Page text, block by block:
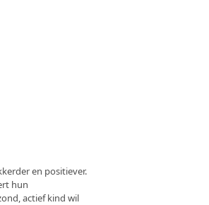
en positiever.
hun
actief kind wil